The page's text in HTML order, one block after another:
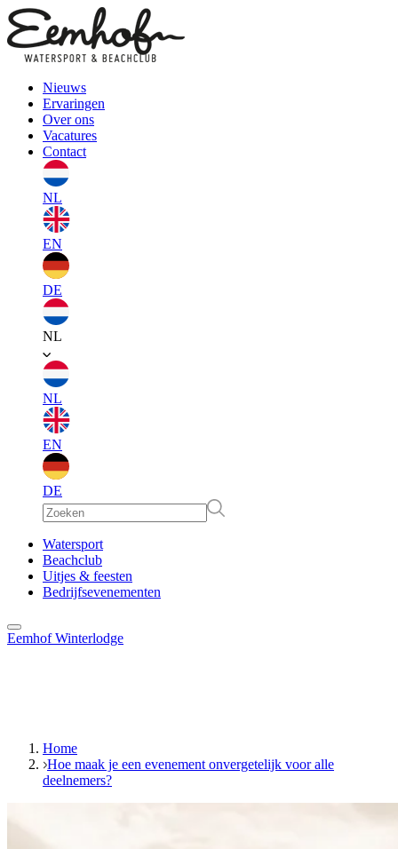
Nieuws
Ervaringen
Over ons
Vacatures
Contact
NL
EN
DE
NL
NL
EN
DE
EN
DE
Watersport
Beachclub
Uitjes & feesten
Bedrijfsevenementen
Eemhof Winterlodge
Home
Hoe maak je een evenement onvergetelijk voor alle
deelnemers?